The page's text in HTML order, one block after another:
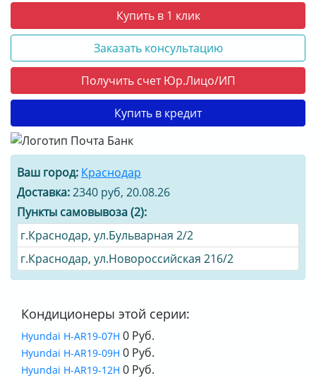
Купить в 1 клик
Заказать консультацию
Получить счет Юр.Лицо/ИП
Купить в кредит
Ваш город: Краснодар
Доставка:2340 руб, 20.08.26
Пункты самовывоза (2):
г.Краснодар, ул.Бульварная 2/2
г.Краснодар, ул.Новороссийская 216/2
Кондиционеры этой серии:
Hyundai H-AR19-07H 0 Руб.
Hyundai H-AR19-09H 0 Руб.
Hyundai H-AR19-12H 0 Руб.